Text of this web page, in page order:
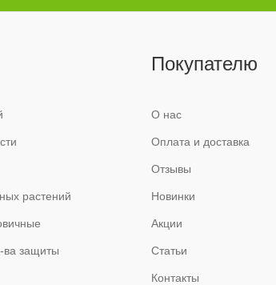
растений
ва защиты
Покупателю
О нас
Оплата и доставка
Отзывы
Новинки
Акции
Статьи
Контакты